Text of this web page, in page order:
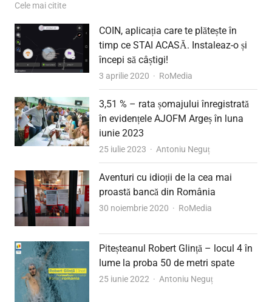
Cele mai citite
COIN, aplicația care te plătește în
timp ce STAI ACASĂ. Instaleaz-o și
începi să câștigi!
3 aprilie 2020 Author
RoMedia
3,51 % – rata șomajului înregistrată
în evidențele AJOFM Argeș în luna
iunie 2023
25 iulie 2023 Author
Antoniu Neguț
Aventuri cu idioții de la cea mai
proastă bancă din România
30 noiembrie 2020 Author
RoMedia
Piteșteanul Robert Glință – locul 4 în
lume la proba 50 de metri spate
25 iunie 2022 Author
Antoniu Neguț